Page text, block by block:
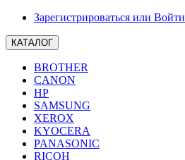
Зарегистрироваться или Войти
КАТАЛОГ
BROTHER
CANON
HP
SAMSUNG
XEROX
KYOCERA
PANASONIC
RICOH